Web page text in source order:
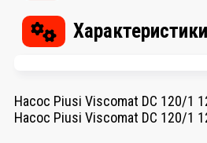
Характеристики
Насос Piusi Viscomat DC 120/1
Насос Piusi Viscomat DC 120/1